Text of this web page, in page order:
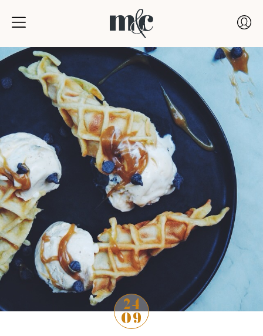
24
09